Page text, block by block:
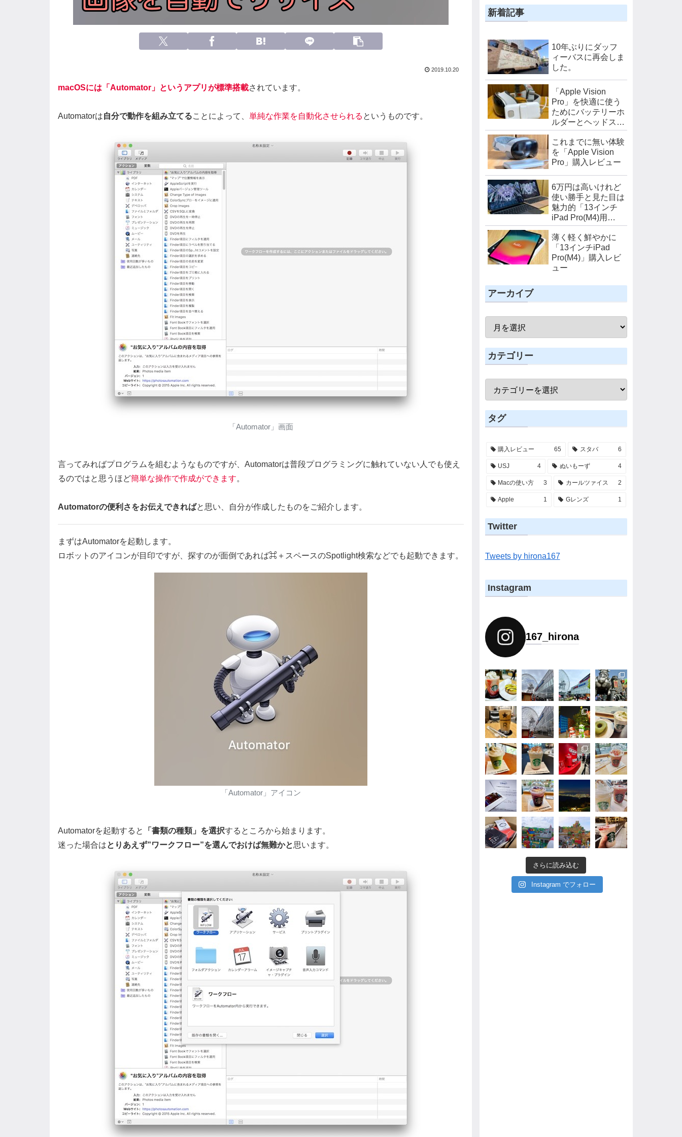
2019.10.20
macOSには「Automator」というアプリが標準搭載されています。
Automatorは自分で動作を組み立てることによって、 単純な作業を自動化させられる というものです。
「Automator」画面
言ってみればプログラムを組むようなものですが、Automatorは普段プログラミングに触れていない人でも使え
るのではと思うほど簡単な操作で作成ができます。
Automatorの便利さをお伝えできればと思い、自分が作成したものをご紹介します。
まずはAutomatorを起動します。
ロボットのアイコンが目印ですが、探すのが面倒であれば⌘＋スペースのSpotlight検索などでも起動できます。
「Automator」アイコン
Automatorを起動すると 「書類の種類」を選択するところから始まります。
迷った場合はとりあえず”ワークフロー”を選んでおけば無難かと思います。
新着記事
10年ぶりにダッフ
ィーバスに再会しま
した。
「Apple Vision
Pro」を快適に使う
ためにバッテリーホ
ルダーとヘッドスト
ラップを購入しまし
た。
これまでに無い体験
を「Apple Vision
Pro」購入レビュー
6万円は高いけれど
使い勝手と見た目は
魅力的「13インチ
iPad Pro(M4)用
Magic Keyboard」
購入レビュー
薄く軽く鮮やかに
「13インチiPad
Pro(M4)」購入レビ
ュー
アーカイブ
カテゴリー
タグ
購入レビュー 65 スタバ 6
USJ 4 ぬいもーず 4
Macの使い方 3 カールツァイス 2
Apple 1 Gレンズ 1
Twitter
Tweets by hirona167
Instagram
167_hirona
さらに読み込む
Instagram でフォロー